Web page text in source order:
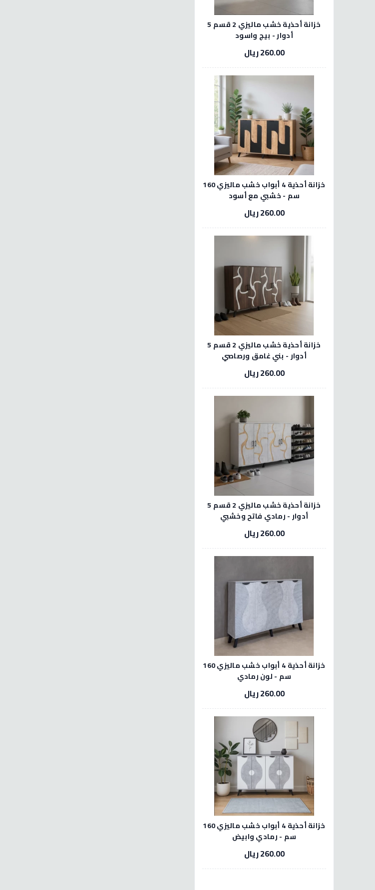
خزانة أحذية خشب ماليزي 2 قسم 5
أدوار - بيج واسود
260.00 ريال
خزانة أحذية 4 أبواب خشب ماليزي 160
سم - خشبي مع أسود
260.00 ريال
خزانة أحذية خشب ماليزي 2 قسم 5
أدوار - بني غامق ورصاصي
260.00 ريال
خزانة أحذية خشب ماليزي 2 قسم 5
أدوار - رمادي فاتح وخشبي
260.00 ريال
خزانة أحذية 4 أبواب خشب ماليزي 160
سم - لون رمادي
260.00 ريال
خزانة أحذية 4 أبواب خشب ماليزي 160
سم - رمادي وابيض
260.00 ريال